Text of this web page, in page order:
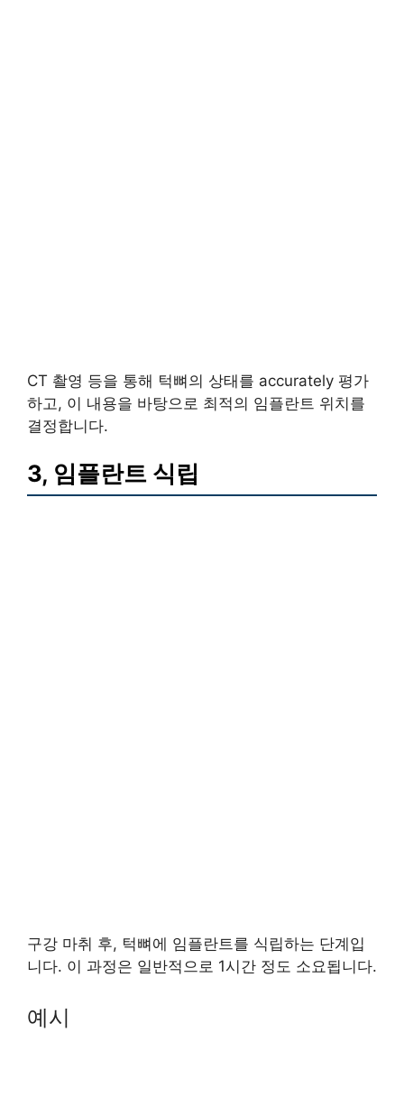
CT 촬영 등을 통해 턱뼈의 상태를 accurately 평가
하고, 이 내용을 바탕으로 최적의 임플란트 위치를
결정합니다.
3, 임플란트 식립
구강 마취 후, 턱뼈에 임플란트를 식립하는 단계입
니다. 이 과정은 일반적으로 1시간 정도 소요됩니다.
예시